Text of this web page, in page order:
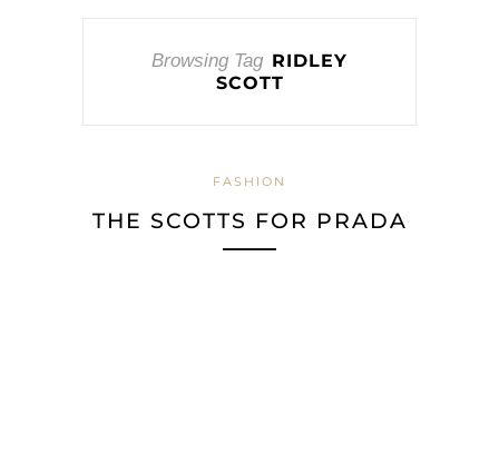
Browsing Tag RIDLEY
SCOTT
FASHION
THE SCOTTS FOR PRADA